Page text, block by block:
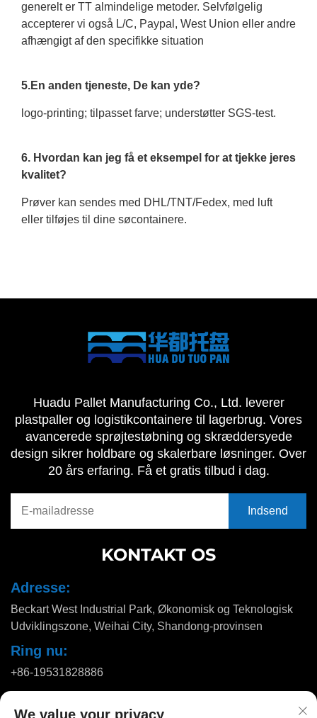
generelt er TT almindelige metoder. Selvfølgelig
accepterer vi også L/C, Paypal, West Union eller andre
afhængigt af den specifikke situation
5.En anden tjeneste, De kan yde?
logo-printing; tilpasset farve; understøtter SGS-test.
6. Hvordan kan jeg få et eksempel for at tjekke jeres
kvalitet?
Prøver kan sendes med DHL/TNT/Fedex, med luft
eller tilføjes til dine søcontainere.
Huadu Pallet Manufacturing Co., Ltd. leverer
plastpaller og logistikcontainere til lagerbrug. Vores
avancerede sprøjtestøbning og skræddersyede
design sikrer holdbare og skalerbare løsninger. Over
20 års erfaring. Få et gratis tilbud i dag.
KONTAKT OS
Adresse:
Beckart West Industrial Park, Økonomisk og Teknologisk
Udviklingszone, Weihai City, Shandong-provinsen
Ring nu:
+86-19531828886
We value your privacy